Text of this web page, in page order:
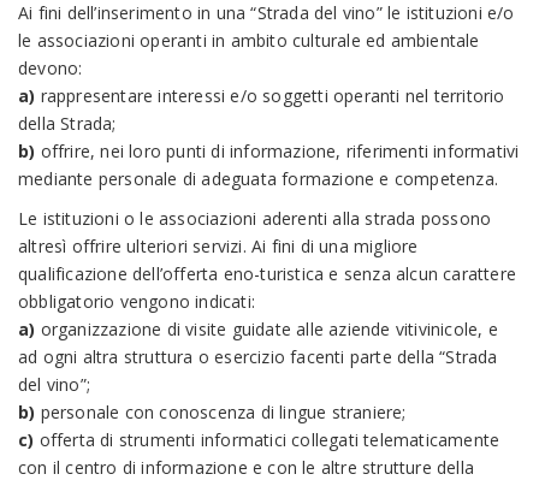
Ai fini dell’inserimento in una “Strada del vino” le istituzioni e/o
le associazioni operanti in ambito culturale ed ambientale
devono:
a) rappresentare interessi e/o soggetti operanti nel territorio
della Strada;
b) offrire, nei loro punti di informazione, riferimenti informativi
mediante personale di adeguata formazione e competenza.
Le istituzioni o le associazioni aderenti alla strada possono
altresì offrire ulteriori servizi. Ai fini di una migliore
qualificazione dell’offerta eno-turistica e senza alcun carattere
obbligatorio vengono indicati:
a) organizzazione di visite guidate alle aziende vitivinicole, e
ad ogni altra struttura o esercizio facenti parte della “Strada
del vino”;
b) personale con conoscenza di lingue straniere;
c) offerta di strumenti informatici collegati telematicamente
con il centro di informazione e con le altre strutture della